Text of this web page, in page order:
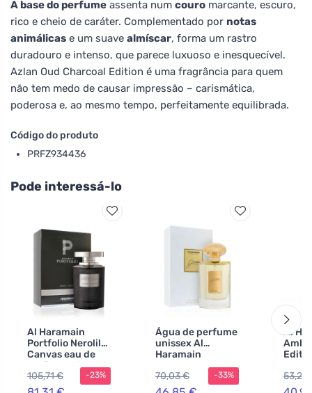
A base do perfume assenta num couro marcante, escuro,
rico e cheio de caráter. Complementado por notas
animálicas e um suave almíscar, forma um rastro
duradouro e intenso, que parece luxuoso e inesquecível.
Azlan Oud Charcoal Edition é uma fragrância para quem
não tem medo de causar impressão – carismática,
poderosa e, ao mesmo tempo, perfeitamente equilibrada.
Código do produto
PRFZ934436
Pode interessá-lo
Al Haramain
Portfolio Nerolil
Canvas eau de
parfum unissex
75 ml
105,71 € -23%
Água de perfume
unissex Al
Haramain
Junoon 75 ml
70,03 €
-33%
Al
53,29